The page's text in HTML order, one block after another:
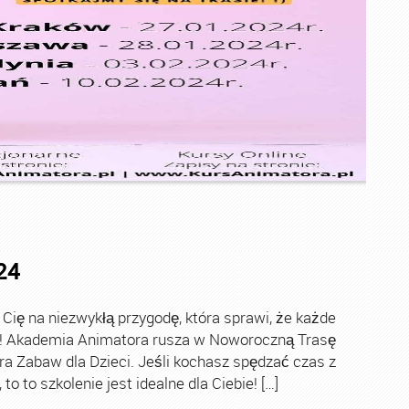
na niezwykłą przygodę, która sprawi, że każde
Animatora rusza w Noworoczną Trasę
Zabaw dla Dzieci. Jeśli kochasz spędzać czas z
to szkolenie jest idealne dla Ciebie! […]